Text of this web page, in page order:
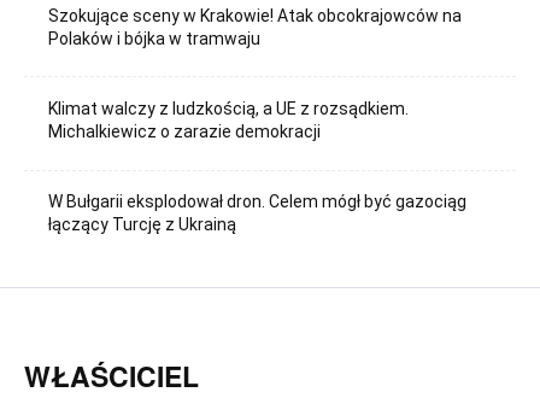
Szokujące sceny w Krakowie! Atak obcokrajowców na
Polaków i bójka w tramwaju
Klimat walczy z ludzkością, a UE z rozsądkiem.
Michalkiewicz o zarazie demokracji
W Bułgarii eksplodował dron. Celem mógł być gazociąg
łączący Turcję z Ukrainą
WŁAŚCICIEL